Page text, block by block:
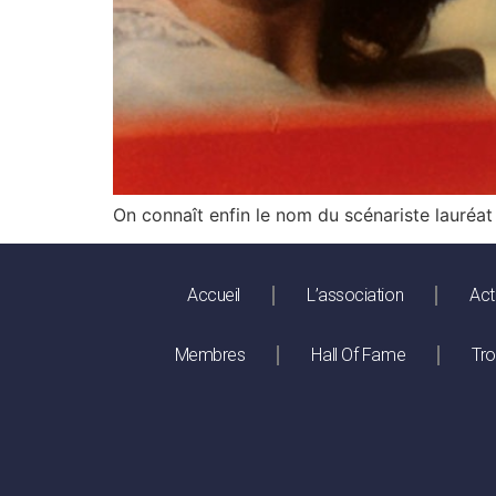
On connaît enfin le nom du scénariste
Accueil L’association
Membres Hall Of Fame